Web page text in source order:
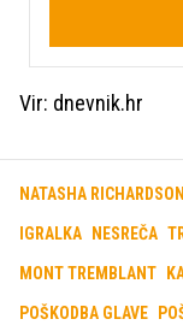
Vir: dnevnik.hr
NATASHA RICHARDSON
IGRALKA NESREČA
MONT TREMBLANT
POŠKODBA GLAVE